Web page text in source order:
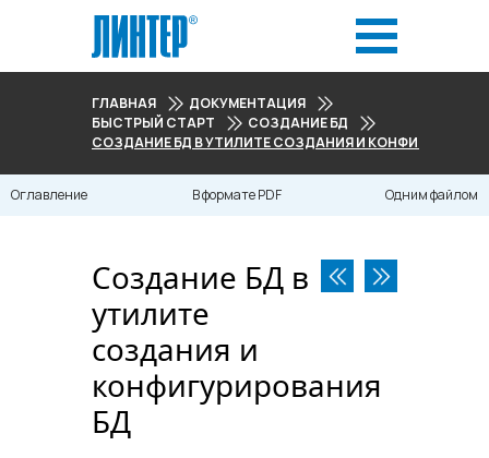
ГЛАВНАЯ
ДОКУМЕНТАЦИЯ
БЫСТРЫЙ СТАРТ
СОЗДАНИЕ БД
СОЗДАНИЕ БД В УТИЛИТЕ СОЗДАНИЯ И
Оглавление В формате PDF Одним файлом
Создание БД в
утилите
создания и
конфигурирования
БД